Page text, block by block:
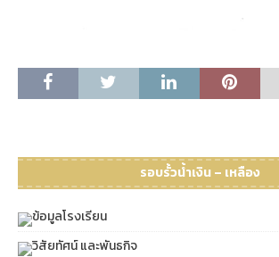
รอบรั้วน้ำเงิน – เหลือง
ข้อมูลโรงเรียน
วิสัยทัศน์ และพันธกิจ